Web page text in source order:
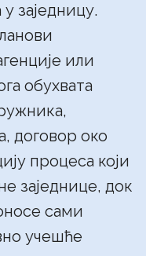
заједницу.
или
обухвата
договор око
процеса који
заједнице, док
сами
учешће